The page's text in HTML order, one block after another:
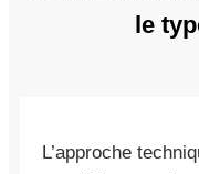
le
L’approche